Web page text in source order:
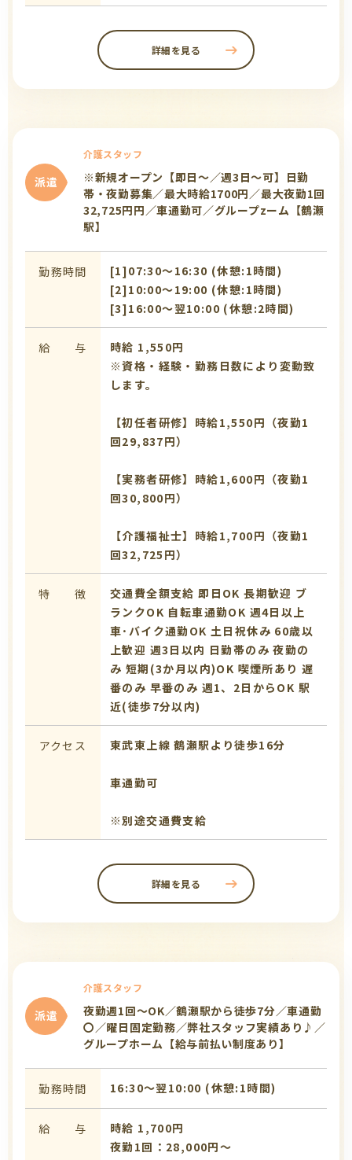
詳細を見る
派遣
介護スタッフ
※新規オープン【即日～／週3日～可】日勤
帯・夜勤募集／最大時給1700円／最大夜勤1回
32,725円円／車通勤可／グループzーム【鶴瀬
駅】
勤務時間
[1]07:30〜16:30 (休憩:1時間)
[2]10:00〜19:00 (休憩:1時間)
[3]16:00〜翌10:00 (休憩:2時間)
給 与
時給 1,550円
※資格・経験・勤務日数により変動致
します。
【初任者研修】時給1,550円（夜勤1
回29,837円）
【実務者研修】時給1,600円（夜勤1
回30,800円）
【介護福祉士】時給1,700円（夜勤1
回32,725円）
特 徴 交通費全額支給 即日OK 長期歓迎 ブ
ランクOK 自転車通勤OK 週4日以上
車･バイク通勤OK 土日祝休み 60歳以
上歓迎 週3日以内 日勤帯のみ 夜勤の
み 短期(3か月以内)OK 喫煙所あり 遅
番のみ 早番のみ 週1、2日からOK 駅
近(徒歩7分以内)
アクセス 東武東上線 鶴瀬駅より徒歩16分
車通勤可
※別途交通費支給
詳細を見る
派遣
介護スタッフ
夜勤週1回～OK／鶴瀬駅から徒歩7分／車通勤
〇／曜日固定勤務／弊社スタッフ実績あり♪／
グループホーム【給与前払い制度あり】
勤務時間 16:30〜翌10:00 (休憩:1時間)
給 与
時給 1,700円
夜勤1回：28,000円～